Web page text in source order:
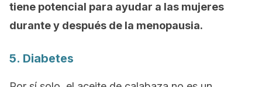
tiene potencial para ayudar a las mujeres
durante y después de la menopausia.
5. Diabetes